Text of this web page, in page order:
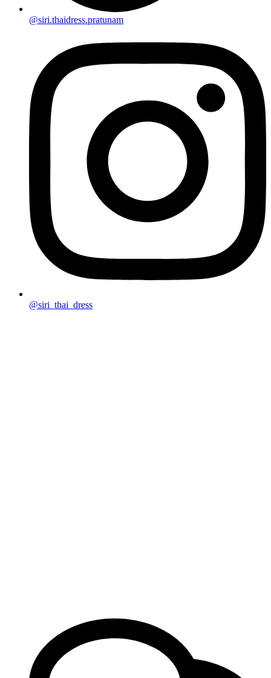
@siri.thaidress.pratunam
@siri_thai_dress